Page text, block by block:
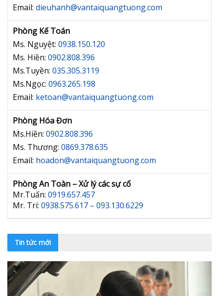
Email: dieuhanh@vantaiquangtuong.com
Phòng Kế Toán
Ms. Nguyệt: 0938.150.120
Ms. Hiền: 0902.808.396
Ms.Tuyền: 035.305.3119
Ms.Ngọc: 0963.265.198
Email: ketoan@vantaiquangtuong.com
Phòng Hóa Đơn
Ms.Hiền: 0902.808.396
Ms. Thương: 0869.378.635
Email: hoadon@vantaiquangtuong.com
Phòng An Toàn – Xử lý các sự cố
Mr.Tuấn: 0919.657.457
Mr. Trí: 0938.575.617 – 093.130.6229
Tin tức mới